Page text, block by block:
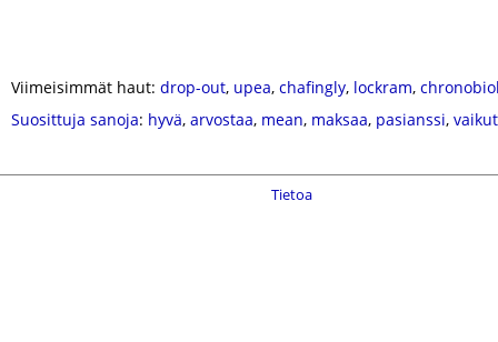
Viimeisimmät haut: drop-out, upea, chafingly, lockram,
Suosittuja sanoja: hyvä, arvostaa, mean, maksaa, pasianssi,
Tietoa